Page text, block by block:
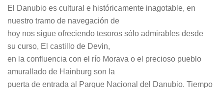
El Danubio es cultural e históricamente inagotable, en
nuestro tramo de navegación de
hoy nos sigue ofreciendo tesoros sólo admirables desde
su curso, El castillo de Devin,
en la confluencia con el río Morava o el precioso pueblo
amurallado de Hainburg son la
puerta de entrada al Parque Nacional del Danubio. Tiempo